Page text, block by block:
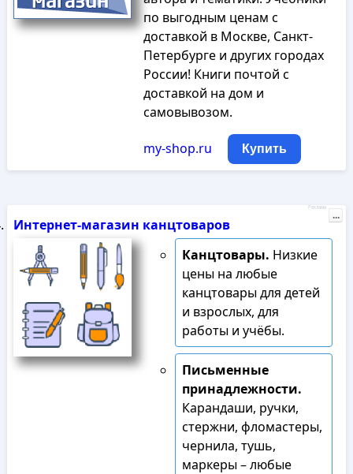
по выгодным ценам с
доставкой в Москве, Санкт-
Петербурге и других городах
России! Книги почтой с
доставкой на дом и
самовывозом.
my-shop.ru Купить
Интернет-магазин канцтоваров
Канцтовары. Низкие
цены на любые
канцтовары для детей
и взрослых, для
работы и учёбы.
Письменные
принадлежности.
Карандаши, ручки,
стержни, фломастеры,
чернила, тушь,
маркеры – любые
Реклама
...